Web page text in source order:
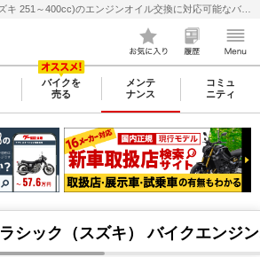
バイクを
売る
メンテ
ナンス
コミュ
ニティ
シック（スズキ） バイクエンジ